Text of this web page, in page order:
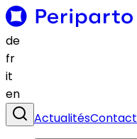
de
fr
it
en
ActualitésContact